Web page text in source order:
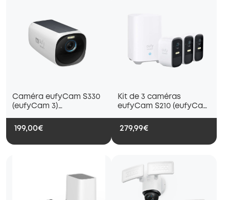
Caméra eufyCam S330
(eufyCam 3)
199,00€
Kit de 3 caméras
eufyCam S210 (eufyCam
279,99€